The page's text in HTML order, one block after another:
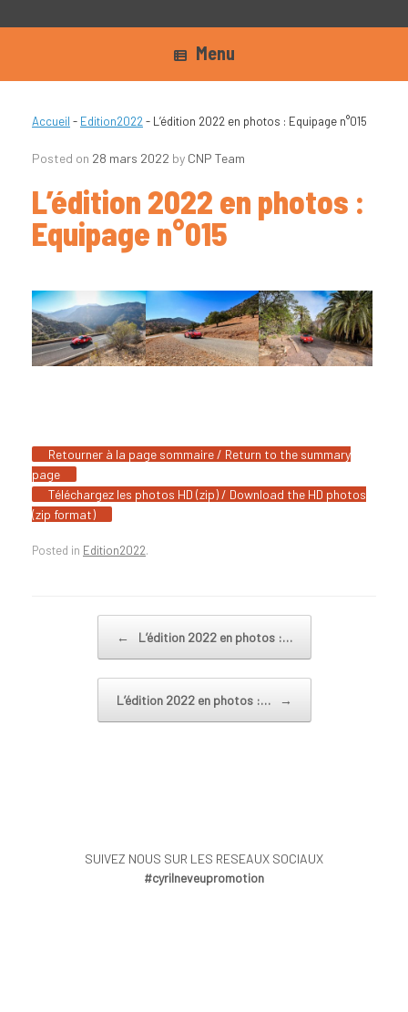
Menu
Accueil - Edition2022 - L’édition 2022 en photos : Equipage n°015
Posted on 28 mars 2022 by CNP Team
L’édition 2022 en photos :
Equipage n°015
Retourner à la page sommaire / Return to the summary
page
Téléchargez les photos HD (zip) / Download the HD photos
(zip format)
Posted in Edition2022.
← L’édition 2022 en photos :…
L’édition 2022 en photos :… →
SUIVEZ NOUS SUR LES RESEAUX SOCIAUX
#cyrilneveupromotion